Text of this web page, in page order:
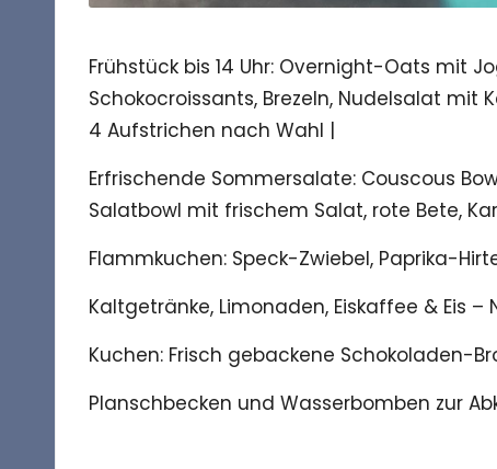
Frühstück bis 14 Uhr: Overnight-Oats mit
Schokocroissants, Brezeln, Nudelsalat mit
4 Aufstrichen nach Wahl |
Erfrischende Sommersalate: Couscous
Salatbowl mit frischem Salat, rote Bete,
Flammkuchen: Speck-Zwiebel, Paprika-
Kaltgetränke, Limonaden, Eiskaffee & Eis –
Kuchen: Frisch gebackene Schokoladen-
Planschbecken und Wasserbomben zur